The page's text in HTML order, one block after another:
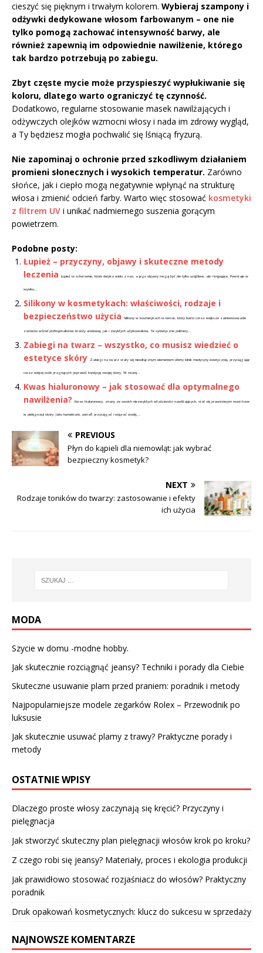
cieszyć się pięknym i trwałym kolorem. Wybieraj szampony i
odżywki dedykowane włosom farbowanym – one nie
tylko pomogą zachować intensywność barwy, ale
również zapewnią im odpowiednie nawilżenie, którego
tak bardzo potrzebują po zabiegu.
Zbyt częste mycie może przyspieszyć wypłukiwanie się
koloru, dlatego warto ograniczyć tę czynność.
Dodatkowo, regularne stosowanie masek nawilżających i
odżywczych olejków wzmocni włosy i nada im zdrowy wygląd,
a Ty będziesz mogła pochwalić się lśniącą fryzurą.
Nie zapominaj o ochronie przed szkodliwym działaniem
promieni słonecznych i wysokich temperatur. Zarówno
słońce, jak i ciepło mogą negatywnie wpłynąć na strukturę
włosa i zmienić odcień farby. Warto więc stosować kosmetyki
z filtrem UV i unikać nadmiernego suszenia gorącym
powietrzem.
Podobne posty:
Łupież – przyczyny, objawy i skuteczne metody
leczenia
Łupież to schorzenie, które dotyka wielu z nas, a jego objawy mogą być nie tylko uciążliwe, ale i krępujące. Powstaje w
wyniku...
Silikony w kosmetykach: właściwości, rodzaje i
bezpieczeństwo użycia
Silikony w kosmetykach to temat, który budzi coraz większe zainteresowanie
zarówno wśród profesjonalistów branży urodowej, jak i zwykłych użytkowników. Te syntetyczne polimery...
Zabiegi na twarz – wszystko, co musisz wiedzieć o
estetyce skóry
Zabiegi na twarz stały się nieodłącznym elementem oferty klinik medycyny estetycznej, przyciągając
coraz więcej osób pragnących poprawić kondycję swojej skóry. W miarę...
Kwas hialuronowy – jak stosować dla optymalnego
nawilżenia?
Kwas hialuronowy, znany ze swoich niezwykłych właściwości nawilżających, stał się prawdziwym must-have
w pielęgnacji skóry. Jako humektant, potrafi przyciągać i wiązać wodę,...
PREVIOUS
Płyn do kąpieli dla niemowląt: jak wybrać
bezpieczny kosmetyk?
NEXT
Rodzaje toników do twarzy: zastosowanie i efekty
ich użycia
MODA
Szycie w domu -modne hobby.
Jak skutecznie rozciągnąć jeansy? Techniki i porady dla Ciebie
Skuteczne usuwanie plam przed praniem: poradnik i metody
Najpopularniejsze modele zegarków Rolex – Przewodnik po
luksusie
Jak skutecznie usuwać plamy z trawy? Praktyczne porady i
metody
OSTATNIE WPISY
Dlaczego proste włosy zaczynają się kręcić? Przyczyny i
pielęgnacja
Jak stworzyć skuteczny plan pielęgnacji włosów krok po kroku?
Z czego robi się jeansy? Materiały, proces i ekologia produkcji
Jak prawidłowo stosować rozjaśniacz do włosów? Praktyczny
poradnik
Druk opakowań kosmetycznych: klucz do sukcesu w sprzedaży
NAJNOWSZE KOMENTARZE